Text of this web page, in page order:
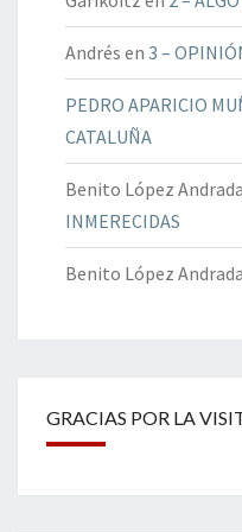
Andrés en 3 –
PEDRO APARICIO
CATALUÑA
Benito López Andrada
INMERECIDAS
Benito López Andrada
GRACIAS POR LA